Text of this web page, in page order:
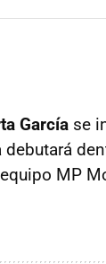
García se
debutará
MP